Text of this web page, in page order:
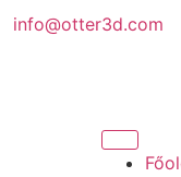
info@otter3d.com